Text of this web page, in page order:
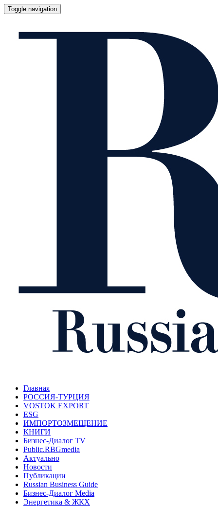
Toggle navigation
Главная
РОССИЯ-ТУРЦИЯ
VOSTOK EXPORT
ESG
ИМПОРТОЗМЕЩЕНИЕ
КНИГИ
Бизнес-Диалог TV
Public.RBGmedia
Актуально
Новости
Публикации
Russian Business Guide
Бизнес-Диалог Media
Энергетика & ЖКХ